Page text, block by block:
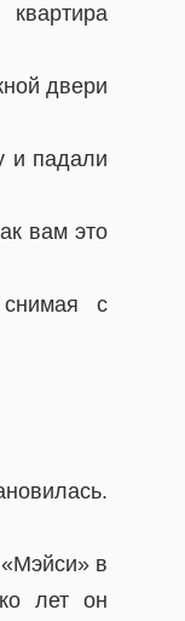
двери
и падали
вам это
с
в
лет он